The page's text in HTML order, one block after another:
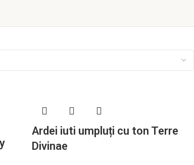
Ardei iuti umpluți cu ton Terre
Divinae